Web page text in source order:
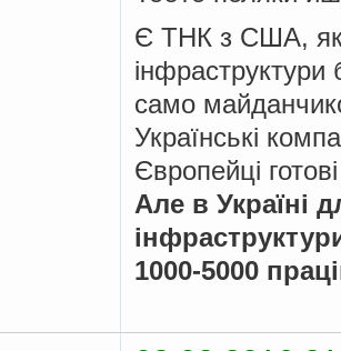
Є ТНК з США,
само
Українські
Європейці
Але в Україні
1000-5000